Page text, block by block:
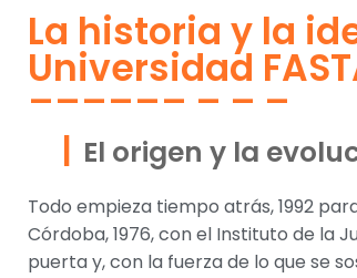
La historia y la
Universidad
El origen y la
Todo empieza tiempo atrás, 1992
Córdoba, 1976, con el Instituto de la
puerta y, con la fuerza de lo que se